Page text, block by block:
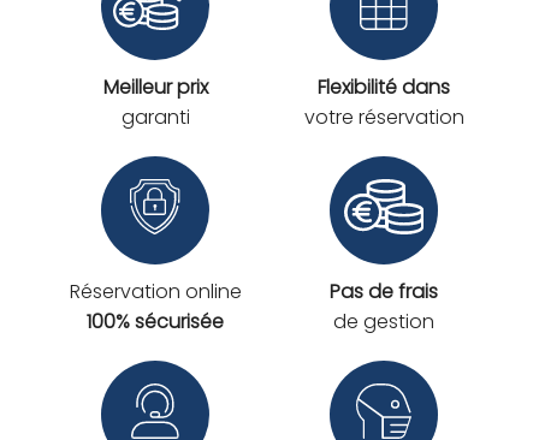
Meilleur prix
garanti
Flexibilité dans
votre réservation
Réservation online
100% sécurisée
Pas de frais
de gestion